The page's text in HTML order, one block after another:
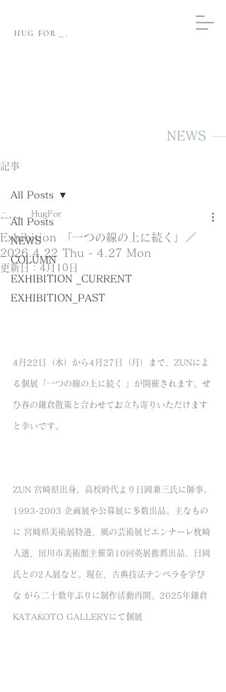
HUG FOR＿.
NEWS
記事
All Posts
NEWS
COLUMN
EXHIBITION _CURRENT
EXHIBITION_PAST
All Posts
Exhibition 「一つの線の上に続く」／
2026.4.22 Thu - 4.27 Mon
HugFor
更新日： 4月10日
4月22日（水）から4月27日（月）まで、ZUNによ
る個展「一つの線の上に続く 」が開催されます。ぜ
ひ春の鎌倉散策と合わせてお立ち寄りいただけます
と幸いです。
ZUN 宮崎県出身。高校時代より日岡兼三氏に師事。
1993-2003 企画展や公募展に多数出品。主なもの
に 宮崎県美術展特選、風の芸術展ビエンナーレ枕崎
入選、田川市美術館主催第10回英展推薦出品、日岡
氏との2人展など。現在、古典技法テンペラを学び
な がら二十数年ぶりに制作活動再開。2025年鎌倉
KATAKOTO GALLERYにて個展